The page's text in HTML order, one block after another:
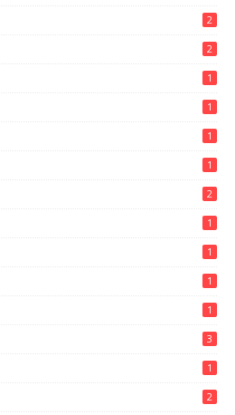
2
2
1
1
1
1
2
1
1
1
1
3
1
2